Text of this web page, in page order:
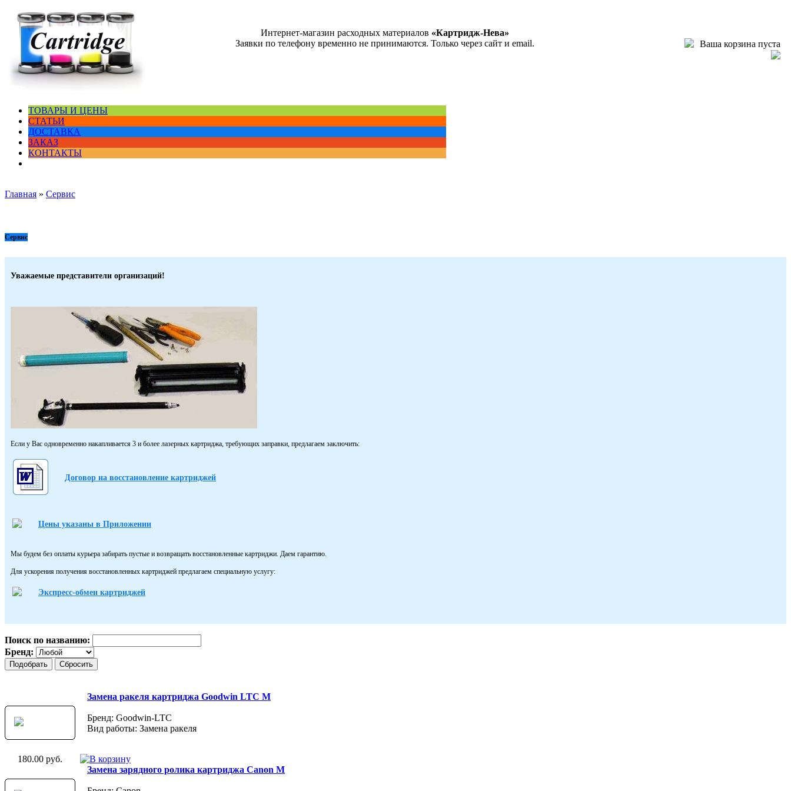
Интернет-магазин расходных материалов «Картридж-Нева»
Заявки по телефону временно не принимаются. Только через сайт и email.
Ваша корзина пуста
ТОВАРЫ И ЦЕНЫ
СТАТЬИ
ДОСТАВКА
ЗАКАЗ
КОНТАКТЫ
Главная » Сервис
Сервис
Уважаемые представители организаций!
Если у Вас одновременно накапливается 3 и более лазерных картриджа, требующих заправки, предлагаем заключить:
Договор на восстановление картриджей
Цены указаны в Приложении
Мы будем без оплаты курьера забирать пустые и возвращать восстановленные картриджи. Даем гарантию.
Для ускорения получения восстановленных картриджей предлагаем специальную услугу:
Экспресс-обмен картриджей
Поиск по названию:
Бренд:
Замена ракеля картриджа Goodwin LTC M
Бренд: Goodwin-LTC
Вид работы: Замена ракеля
180.00 руб.
Замена зарядного ролика картриджа Canon M